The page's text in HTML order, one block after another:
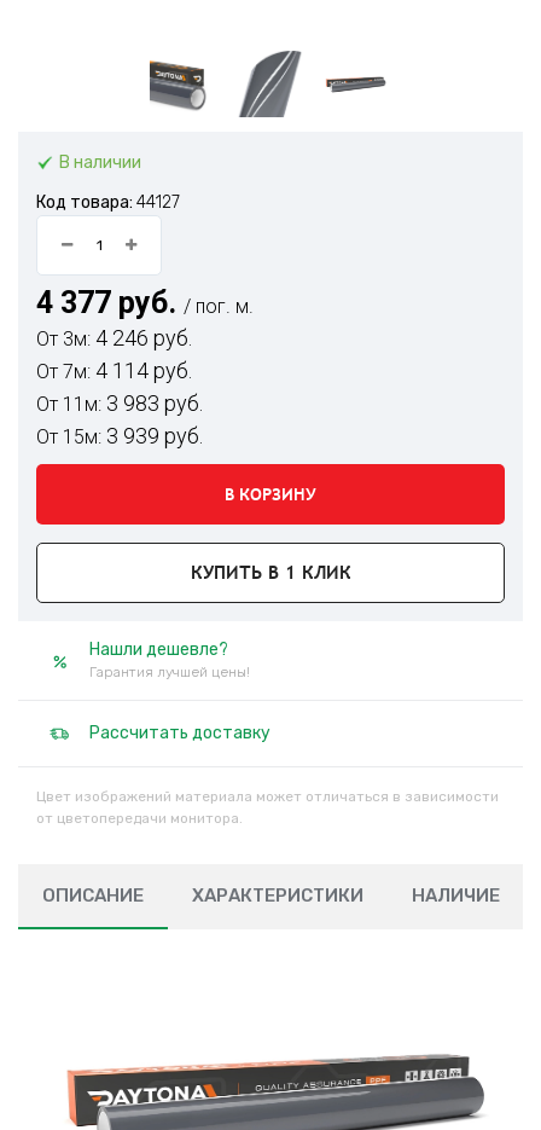
В наличии
Код товара: 44127
4 377 руб. / пог. м.
От 3м: 4 246 руб.
От 7м: 4 114 руб.
От 11м: 3 983 руб.
От 15м: 3 939 руб.
В КОРЗИНУ
КУПИТЬ В 1 КЛИК
Нашли дешевле?
Гарантия лучшей цены!
Рассчитать доставку
Цвет изображений материала может отличаться в зависимости
от цветопередачи монитора.
ОПИСАНИЕ ХАРАКТЕРИСТИКИ НАЛИЧИЕ